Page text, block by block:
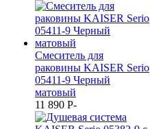
Смеситель для
раковины KAISER Serio
05411-9 Черный
матовый
11 890 P-